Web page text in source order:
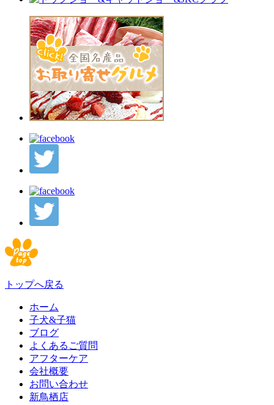
トップへ戻る
ホーム
子犬&子猫
ブログ
よくあるご質問
アフターケア
会社概要
お問い合わせ
新鳥栖店